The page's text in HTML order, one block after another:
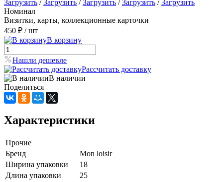
Загрузить / Загрузить / Загрузить / Загрузить / Загрузить
Номинал
Визитки, карты, коллекционные карточки
450 ₽ / шт
В корзину
Нашли дешевле
Рассчитать доставку
В наличии
Поделиться
Характеристики
Прочие
Бренд
Mon loisir
Ширина упаковки
18
Длина упаковки
25